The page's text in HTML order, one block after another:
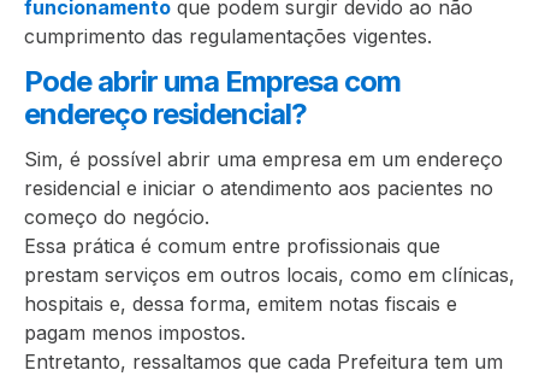
funcionamento que podem surgir devido ao não
cumprimento das regulamentações vigentes.
Pode abrir uma Empresa com
endereço residencial?
Sim, é possível abrir uma empresa em um endereço
residencial e iniciar o atendimento aos pacientes no
começo do negócio.
Essa prática é comum entre profissionais que
prestam serviços em outros locais, como em clínicas,
hospitais e, dessa forma, emitem notas fiscais e
pagam menos impostos.
Entretanto, ressaltamos que cada Prefeitura tem um